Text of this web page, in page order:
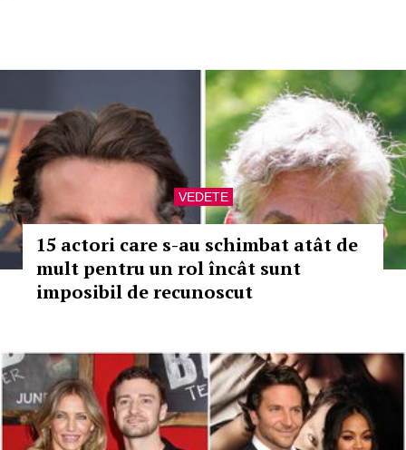
VEDETE
15 actori care s-au schimbat atât de
mult pentru un rol încât sunt
imposibil de recunoscut